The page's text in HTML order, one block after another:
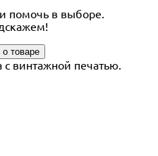
помочь в выборе.
товаре
с винтажной печатью.